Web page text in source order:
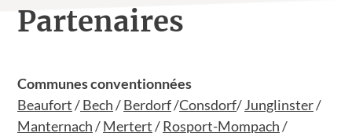
Partenaires
Communes conventionnées
Beaufort/Bech/Berdorf/Consdorf/Junglinster/
Manternach/Mertert/Rosport-Mompach/